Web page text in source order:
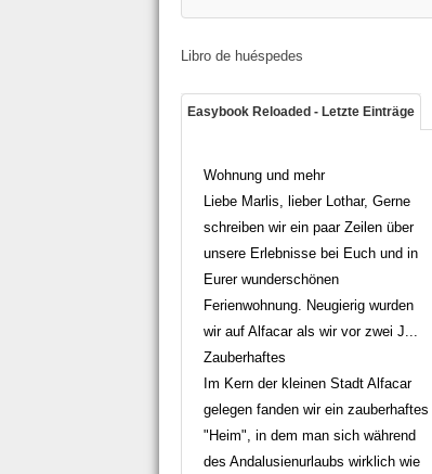
Libro de huéspedes
Easybook Reloaded - Letzte Einträge
Wohnung und mehr
Liebe Marlis, lieber Lothar, Gerne
schreiben wir ein paar Zeilen über
unsere Erlebnisse bei Euch und in
Eurer wunderschönen
Ferienwohnung. Neugierig wurden
wir auf Alfacar als wir vor zwei J...
Zauberhaftes
Im Kern der kleinen Stadt Alfacar
gelegen fanden wir ein zauberhaftes
"Heim", in dem man sich während
des Andalusienurlaubs wirklich wie